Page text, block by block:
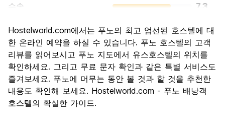
수송
7.3
문화
7.6
나이트 라이프
6.1
가격 대비 만족도
7.8
Hostelworld.com에서는 푸노의 최고 엄선된 호스텔에 대
한 온라인 예약을 하실 수 있습니다. 푸노 호스텔의 고객
리뷰를 읽어보시고 푸노 지도에서 유스호스텔의 위치를
확인하세요. 그리고 무료 문자 확인과 같은 특별 서비스도
즐겨보세요. 푸노에 머무는 동안 볼 것과 할 것을 추천한
내용도 확인해 보세요. Hostelworld.com - 푸노 배낭객
호스텔의 확실한 가이드.